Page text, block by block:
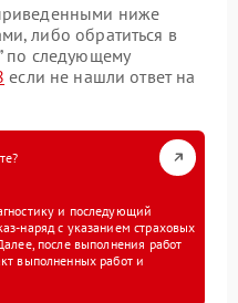
ниже
либо обратиться в
по следующему
если не нашли ответ на
и последующий
наряд с указанием страховых
после выполнения работ
выполненных работ и